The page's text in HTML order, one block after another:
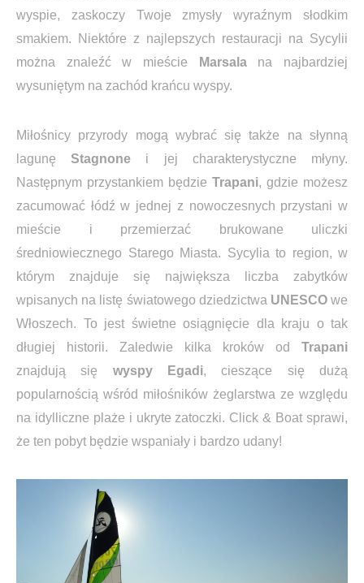
wyspie, zaskoczy Twoje zmysły wyraźnym słodkim
smakiem.
Niektóre z najlepszych restauracji na Sycylii
można znaleźć w mieście
Marsalana najbardziej
wysuniętym na zachód krańcu wyspy.
Miłośnicy przyrody mogą wybrać się także na słynną
lagunęStagnone i jej charakterystyczne młyny.
Następnym przystankiem będzie Trapani, gdzie możesz
zacumować łódź w jednej z nowoczesnych przystani w
mieście i przemierzać brukowane uliczki
średniowiecznego Starego Miasta. Sycylia to region, w
którym znajduje się największa liczba zabytków
wpisanych na listę światowego dziedzictwa UNESCOwe
Włoszech. To jest świetne osiągnięcie dla kraju o tak
długiej historii. Zaledwie kilka kroków od Trapani
znajdują się wyspy Egadi, cieszące się dużą
popularnością wśród miłośników żeglarstwa ze względu
na idylliczne plaże i ukryte zatoczki. Click & Boat sprawi,
że ten pobyt będzie wspaniały i bardzo udany!